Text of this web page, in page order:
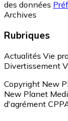
des données
Archives
Rubriques
Actualités Vie
Divertissement
Copyright New
New Planet
d'agrément